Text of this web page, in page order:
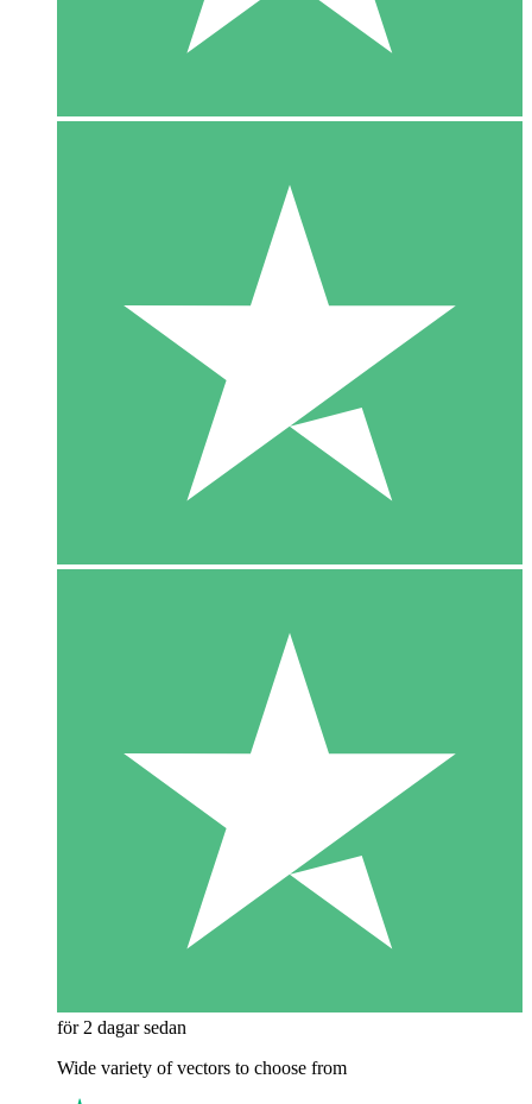
för 2 dagar sedan
Wide variety of vectors to choose from